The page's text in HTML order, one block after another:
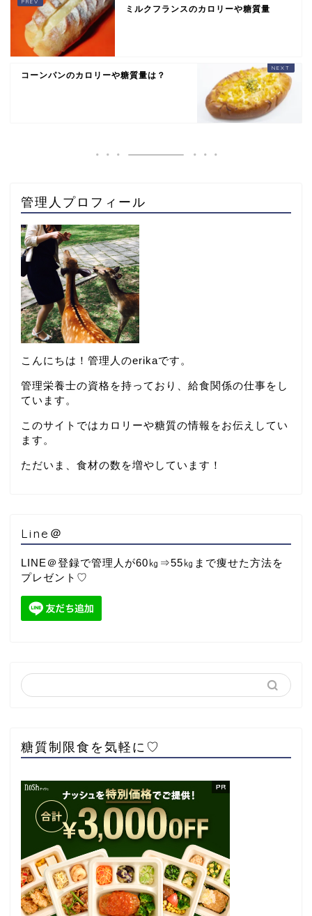
ミルクフランスのカロリーや糖質量
コーンパンのカロリーや糖質量は？
管理人プロフィール
こんにちは！管理人のerikaです。
管理栄養士の資格を持っており、給食関係の仕事をし
ています。
このサイトではカロリーや糖質の情報をお伝えしてい
ます。
ただいま、食材の数を増やしています！
Line＠
LINE＠登録で管理人が60㎏⇒55㎏まで痩せた方法を
プレゼント♡
糖質制限食を気軽に♡